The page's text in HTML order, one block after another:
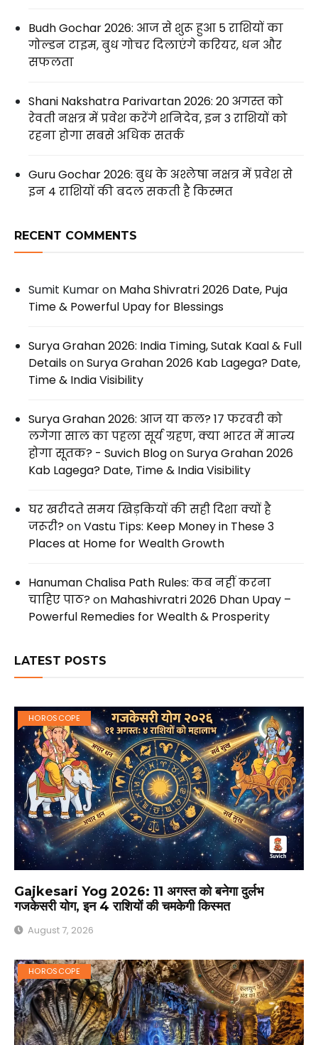
Budh Gochar 2026: आज से शुरू हुआ 5 राशियों का
गोल्डन टाइम, बुध गोचर दिलाएंगे करियर, धन और
सफलता
Shani Nakshatra Parivartan 2026: 20 अगस्त को
रेवती नक्षत्र में प्रवेश करेंगे शनिदेव, इन 3 राशियों को
रहना होगा सबसे अधिक सतर्क
Guru Gochar 2026: बुध के अश्लेषा नक्षत्र में प्रवेश से
इन 4 राशियों की बदल सकती है किस्मत
RECENT COMMENTS
Sumit Kumaron Maha Shivratri 2026 Date, Puja
Time & Powerful Upay for Blessings
Surya Grahan 2026: India Timing, Sutak Kaal & Full
DetailsonSurya Grahan 2026 Kab Lagega? Date,
Time & India Visibility
Surya Grahan 2026: आज या कल? 17 फरवरी को
लगेगा साल का पहला सूर्य ग्रहण, क्या भारत में मान्य
होगा सूतक? - Suvich BlogonSurya Grahan 2026
Kab Lagega? Date, Time & India Visibility
घर खरीदते समय खिड़कियों की सही दिशा क्यों है
जरूरी?onVastu Tips: Keep Money in These 3
Places at Home for Wealth Growth
Hanuman Chalisa Path Rules: कब नहीं करना
चाहिए पाठ?on Mahashivratri 2026 Dhan Upay –
Powerful Remedies for Wealth & Prosperity
LATEST POSTS
HOROSCOPE
Gajkesari Yog 2026: 11 अगस्त को बनेगा दुर्लभ
गजकेसरी योग, इन 4 राशियों की चमकेगी किस्मत
August 7, 2026
HOROSCOPE